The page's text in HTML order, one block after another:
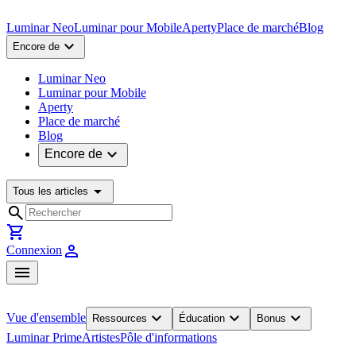
Luminar NeoLuminar pour MobileApertyPlace de marchéBlog
Encore de expand_more
Luminar Neo
Luminar pour Mobile
Aperty
Place de marché
Blog
Encore de expand_more
Tous les articles arrow_drop_down
search
shopping_cart
Connexion person
menu
Vue d'ensemble Ressources expand_more Éducation expand_more Bonus expand_more
Luminar PrimeArtistesPôle d'informations